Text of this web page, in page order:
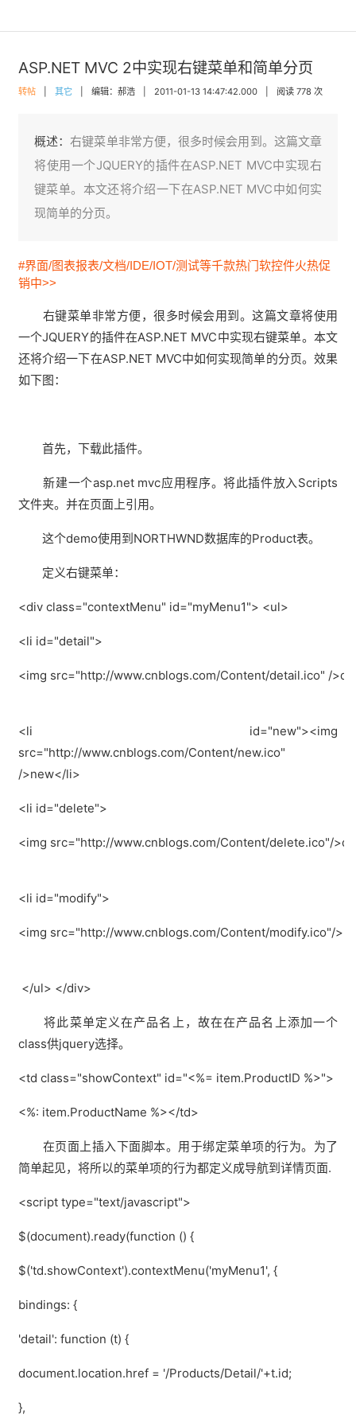
ASP.NET MVC 2中实现右键菜单和简单分页
转帖 其它 编辑：郝浩 2011-01-13 14:47:42.000 阅读 778 次
概述：右键菜单非常方便，很多时候会用到。这篇文章
将使用一个JQUERY的插件在ASP.NET MVC中实现右
键菜单。本文还将介绍一下在ASP.NET MVC中如何实
现简单的分页。
#界面/图表报表/文档/IDE/IOT/测试等千款热门软控件火热促
销中>>
右键菜单非常方便，很多时候会用到。这篇文章将使用
一个JQUERY的插件在ASP.NET MVC中实现右键菜单。本文
还将介绍一下在ASP.NET MVC中如何实现简单的分页。效果
如下图：
首先，下载此插件。
新建一个asp.net mvc应用程序。将此插件放入Scripts
文件夹。并在页面上引用。
这个demo使用到NORTHWND数据库的Product表。
定义右键菜单：
<div class="contextMenu" id="myMenu1"> <ul>
<li id="detail">
<img src="http://www.cnblogs.com/Content/detail.ico" /
<li id="new"><img
src="http://www.cnblogs.com/Content/new.ico"
/>new</li>
<li id="delete">
<img src="http://www.cnblogs.com/Content/delete.ico"/
<li id="modify">
<img src="http://www.cnblogs.com/Content/modify.ico"/
</ul> </div>
将此菜单定义在产品名上，故在在产品名上添加一个
class供jquery选择。
<td class="showContext" id="<%= item.ProductID %>">
<%: item.ProductName %></td>
在页面上插入下面脚本。用于绑定菜单项的行为。为了
简单起见，将所以的菜单项的行为都定义成导航到详情页面.
<script type="text/javascript">
$(document).ready(function () {
$('td.showContext').contextMenu('myMenu1', {
bindings: {
'detail': function (t) {
document.location.href = '/Products/Detail/'+t.id;
},